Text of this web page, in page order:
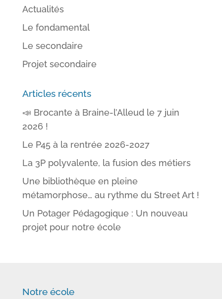
Actualités
Le fondamental
Le secondaire
Projet secondaire
Articles récents
📣 Brocante à Braine-l’Alleud le 7 juin
2026 !
Le P45 à la rentrée 2026-2027
La 3P polyvalente, la fusion des métiers
Une bibliothèque en pleine
métamorphose… au rythme du Street Art !
Un Potager Pédagogique : Un nouveau
projet pour notre école
Notre école